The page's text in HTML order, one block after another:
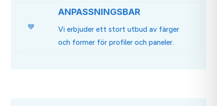
💙
ANPASSNINGSBAR
Vi erbjuder ett stort utbud av färger
och former för profiler och paneler.